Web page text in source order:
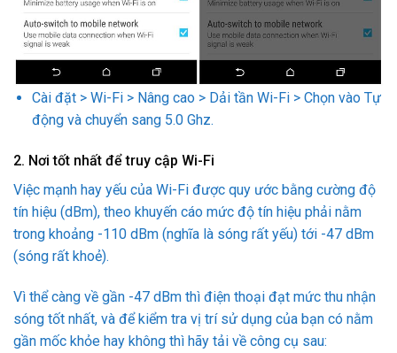
Cài đặt > Wi-Fi > Nâng cao > Dải tần Wi-Fi > Chọn vào Tự
động và chuyển sang 5.0 Ghz.
2. Nơi tốt nhất để truy cập Wi-Fi
Việc mạnh hay yếu của Wi-Fi được quy ước bằng cường độ
tín hiệu (dBm), theo khuyến cáo mức độ tín hiệu phải nằm
trong khoảng -110 dBm (nghĩa là sóng rất yếu) tới -47 dBm
(sóng rất khoẻ).
Vì thể càng về gần -47 dBm thì điện thoại đạt mức thu nhận
sóng tốt nhất, và để kiểm tra vị trí sử dụng của bạn có nằm
gần mốc khỏe hay không thì hãy tải về công cụ sau: